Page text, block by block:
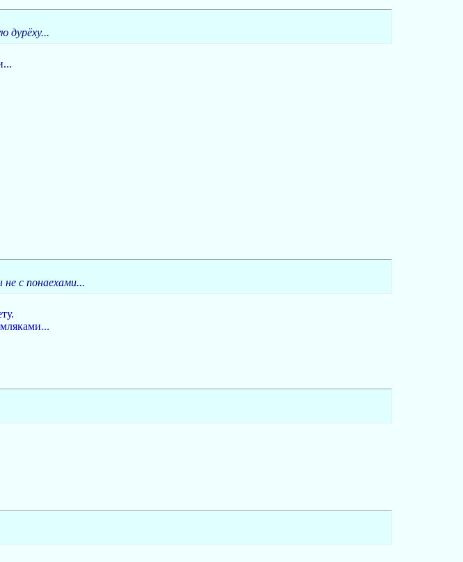
дурёху...
с понаехами...